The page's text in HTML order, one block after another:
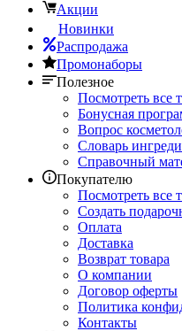
Акции
Новинки
Распродажа
Промонаборы
Полезное
Посмотреть все
Бонусная
Вопрос
Словарь
Справочный
Покупателю
Посмотреть все
Создать
Оплата
Доставка
Возврат товара
О компании
Договор оферты
Политика
Контакты